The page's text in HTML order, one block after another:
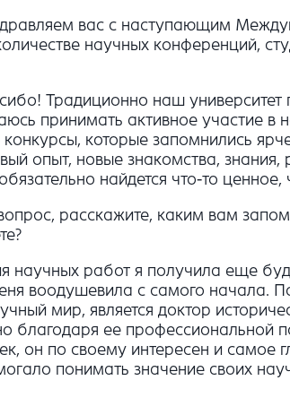
вас с наступающим
научных конференций,
Традиционно наш
принимать активное участие
конкурсы, которые запомнились
опыт, новые знакомства,
найдется что-то ценное,
расскажите, каким вам
научных работ я получила еще
воодушевила с самого начала.
мир, является доктор
благодаря ее профессиональной
он по своему интересен и самое
понимать значение своих